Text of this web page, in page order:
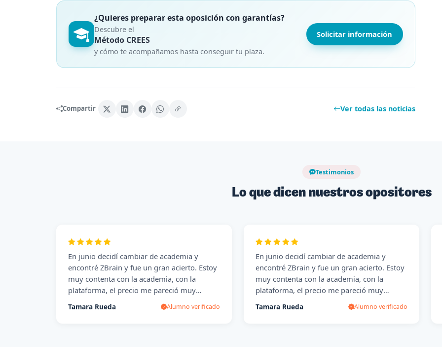
¿Quieres preparar esta oposición con garantías?
Descubre el
Método CREES
y cómo te acompañamos hasta conseguir tu plaza.
Solicitar información
Compartir Ver todas las noticias
Testimonios
Lo que dicen nuestros opositores
En junio decidí cambiar de academia y
encontré ZBrain y fue un gran acierto. Estoy
muy contenta con la academia, con la
plataforma, el precio me pareció muy
razonable, ya que estuve mirando en
muchos sitios y eran precios abusivos, pero
Tamara Rueda Alumno verificado
En junio decidí cambiar de academia y
encontré ZBrain y fue un gran acierto. Estoy
muy contenta con la academia, con la
plataforma, el precio me pareció muy
razonable, ya que estuve mirando en
muchos sitios y eran precios abusivos, pero
Tamara Rueda Alumno verificado